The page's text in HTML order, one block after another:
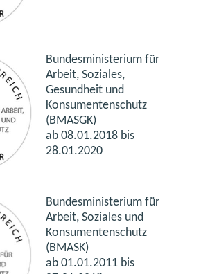
Bundesministerium für
Arbeit, Soziales,
Gesundheit und
Konsumentenschutz
(BMASGK)
ab 08.01.2018 bis
28.01.2020
Bundesministerium für
Arbeit, Soziales und
Konsumentenschutz
(BMASK)
ab 01.01.2011 bis